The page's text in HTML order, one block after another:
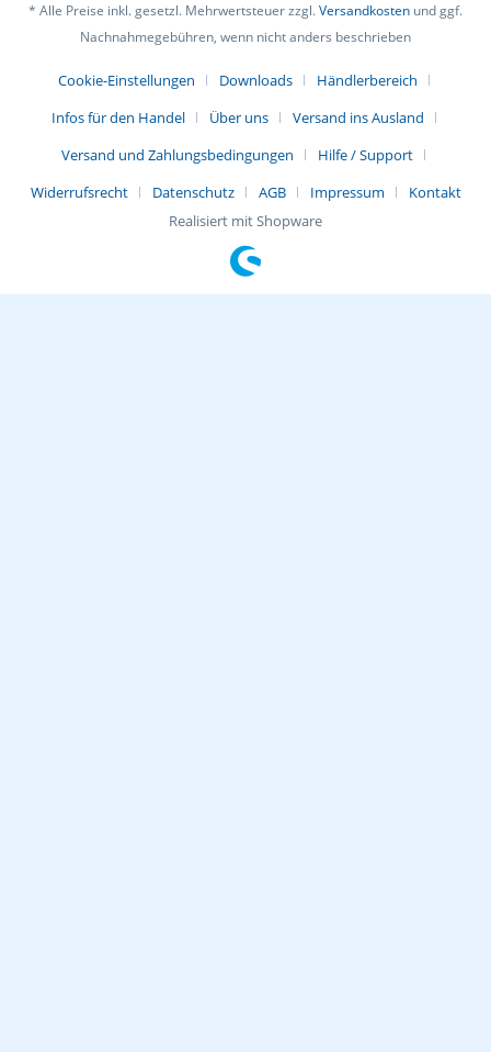
* Alle Preise inkl. gesetzl. Mehrwertsteuer zzgl.Versandkosten und ggf.
Nachnahmegebühren, wenn nicht anders beschrieben
Cookie-Einstellungen Downloads
Händlerbereich
Infos für den Handel
Über uns
Versand ins Ausland
Versand und Zahlungsbedingungen
Hilfe / Support
Widerrufsrecht
Datenschutz AGB Impressum
Kontakt
Realisiert mit Shopware